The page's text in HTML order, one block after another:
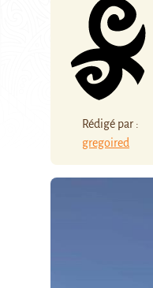
Rédigé par :
gregoired